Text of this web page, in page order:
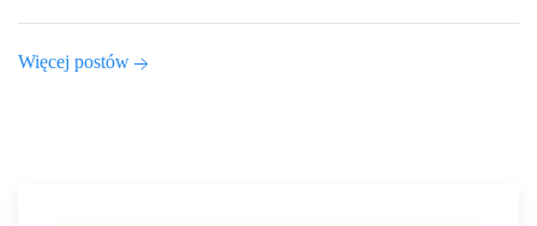
Więcej postów